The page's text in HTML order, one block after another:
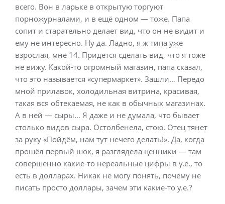
всего. Вон в ларьке в открытую торгуют
порножурналами, и в ещё одном — тоже. Папа
сопит и старательно делает вид, что он не видит и
ему не интересно. Ну да. Ладно, я ж типа уже
взрослая, мне 14. Придётся сделать вид, что я тоже
не вижу. Какой-то огромный магазин, папа сказал,
что это называется «супермаркет». Зашли… Передо
мной прилавок, холодильная витрина, красивая,
такая вся обтекаемая, не как в обычных магазинах.
А в ней — сыры… Я даже и не думала, что бывает
столько видов сыра. Остолбенела, стою. Отец тянет
за руку «Пойдём, нам тут нечего делать!». Да, когда
прошёл первый шок, я разглядела ценники — там
совершенно какие-то нереальные цифры в у.е., то
есть в долларах. Никак не могу понять, почему не
писать просто доллары, зачем эти какие-то у.е.?